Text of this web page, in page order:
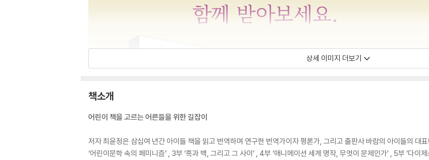
상세 이미지 더보기
책소개
어린이 책을 고르는 어른들을 위한 길잡이
저자 최윤정은 삼십여 년간 아이들 책을 읽고 번역하며 연구한 번역가이자 평론가, 그리고 출판사 바람의 아이들의 대표
‘어린이문학 속의 페미니즘’ , 3부 ‘흑과 백, 그리고 그 사이’ , 4부 ‘애니메이션 세계 명작, 무엇이 문제인가’ , 5부 ‘다